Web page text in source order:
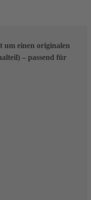
um einen originalen
– passend für